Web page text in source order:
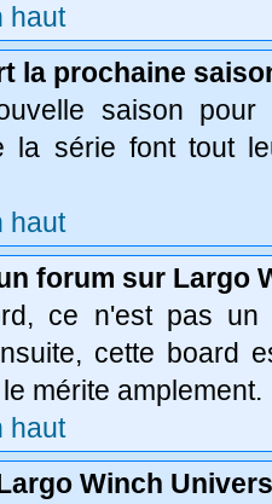
haut
la prochaine
saison pour
la série font tout
haut
forum sur Largo
ce n'est pas un
cette board
mérite amplement.
haut
Winch